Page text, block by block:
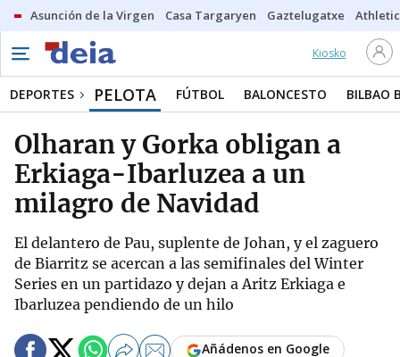
Asunción de la Virgen Casa Targaryen Gaztelugatxe Athletic
Kiosko
DEPORTES PELOTA FÚTBOL BALONCESTO BILBAO
Olharan y Gorka obligan a
Erkiaga-Ibarluzea a un
milagro de Navidad
El delantero de Pau, suplente de Johan, y el zaguero
de Biarritz se acercan a las semifinales del Winter
Series en un partidazo y dejan a Aritz Erkiaga e
Ibarluzea pendiendo de un hilo
Añádenos en Google